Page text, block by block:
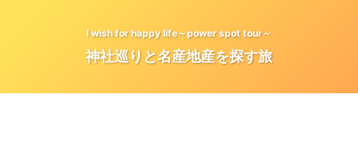
I wish for happy life～power spot tour～
神社巡りと名産地産を探す旅